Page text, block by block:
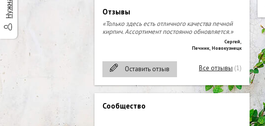
Отзывы
«Только здесь есть отличного качества печной
кирпич. Ассортимент постоянно обновляется.»
Сергей,
Печник, Новокузнецк
Оставить отзыв Все отзывы (1)
Сообщество